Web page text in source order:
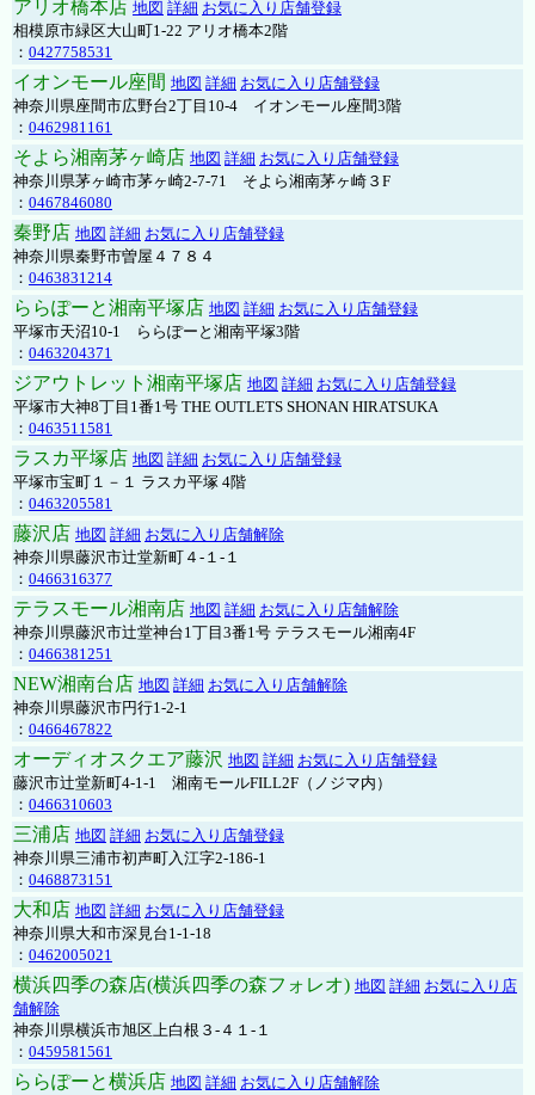
アリオ橋本店 地図 詳細 お気に入り店舗登録
相模原市緑区大山町1-22 アリオ橋本2階
： 0427758531
イオンモール座間 地図 詳細 お気に入り店舗登録
神奈川県座間市広野台2丁目10-4 イオンモール座間3階
： 0462981161
そよら湘南茅ヶ崎店 地図 詳細 お気に入り店舗登録
神奈川県茅ヶ崎市茅ヶ崎2‐7‐71 そよら湘南茅ヶ崎３F
： 0467846080
秦野店 地図 詳細 お気に入り店舗登録
神奈川県秦野市曽屋４７８４
： 0463831214
ららぽーと湘南平塚店 地図 詳細 お気に入り店舗登録
平塚市天沼10-1 ららぽーと湘南平塚3階
： 0463204371
ジアウトレット湘南平塚店 地図 詳細 お気に入り店舗登録
平塚市大神8丁目1番1号 THE OUTLETS SHONAN HIRATSUKA
： 0463511581
ラスカ平塚店 地図 詳細 お気に入り店舗登録
平塚市宝町１－１ ラスカ平塚 4階
： 0463205581
藤沢店 地図 詳細 お気に入り店舗解除
神奈川県藤沢市辻堂新町４-１-１
： 0466316377
テラスモール湘南店 地図 詳細 お気に入り店舗解除
神奈川県藤沢市辻堂神台1丁目3番1号 テラスモール湘南4F
： 0466381251
NEW湘南台店 地図 詳細 お気に入り店舗解除
神奈川県藤沢市円行1-2-1
： 0466467822
オーディオスクエア藤沢 地図 詳細 お気に入り店舗登録
藤沢市辻堂新町4-1-1 湘南モールFILL2F（ノジマ内）
： 0466310603
三浦店 地図 詳細 お気に入り店舗登録
神奈川県三浦市初声町入江字2-186-1
： 0468873151
大和店 地図 詳細 お気に入り店舗登録
神奈川県大和市深見台1-1-18
： 0462005021
横浜四季の森店(横浜四季の森フォレオ) 地図 詳細 お気に入り店
舗解除
神奈川県横浜市旭区上白根３-４１-１
： 0459581561
ららぽーと横浜店 地図 詳細 お気に入り店舗解除